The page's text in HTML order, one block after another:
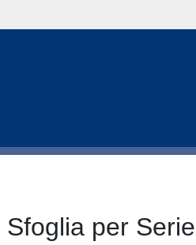
Sfoglia per Serie